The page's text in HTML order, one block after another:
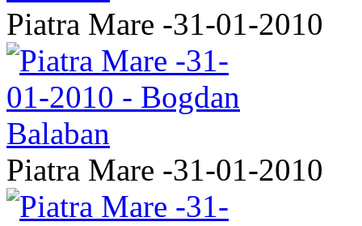
Piatra Mare -31-01-2010
Piatra Mare -31-01-2010